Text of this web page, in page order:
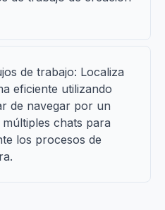
de trabajo: Localiza
eficiente utilizando
de navegar por un
chats para
los procesos de